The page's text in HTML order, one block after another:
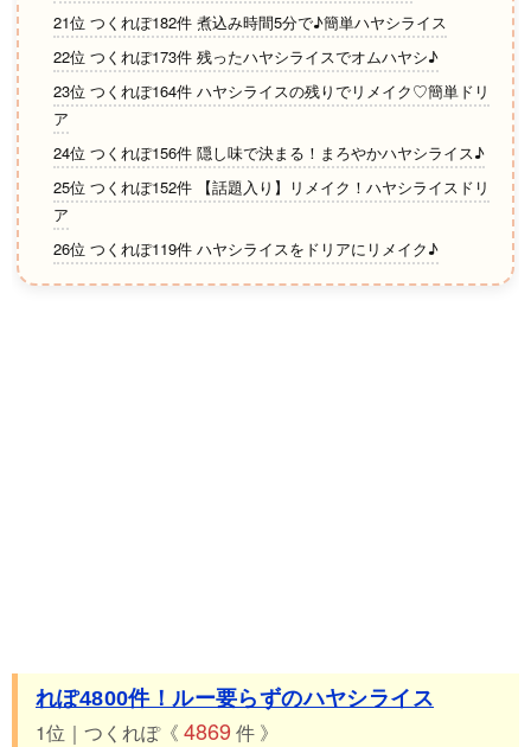
21位 つくれぽ182件 煮込み時間5分で♪簡単ハヤシライス
22位 つくれぽ173件 残ったハヤシライスでオムハヤシ♪
23位 つくれぽ164件 ハヤシライスの残りでリメイク♡簡単ドリ
ア
24位 つくれぽ156件 隠し味で決まる！まろやかハヤシライス♪
25位 つくれぽ152件 【話題入り】リメイク！ハヤシライスドリ
ア
26位 つくれぽ119件 ハヤシライスをドリアにリメイク♪
れぽ4800件！ルー要らずのハヤシライス
1位｜つくれぽ《 4869 件 》